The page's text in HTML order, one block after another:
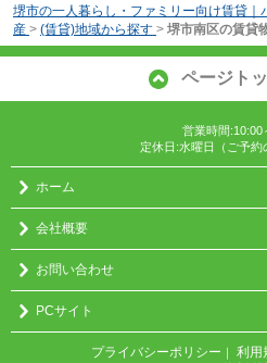
堺市の一人暮らし・ファミリー向け賃貸
産 > (賃貸)地域から探す > 堺市南区の賃貸
ページト
営業時間:10:00
定休日:水曜日（ご予約
ホーム
会社概要
お問い合わせ
PCサイト
プライバシーポリシー ｜ 利用